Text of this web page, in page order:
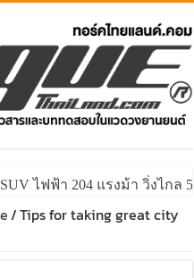
SUV ไฟฟ้า 204 แรงม้า วิ่งไกล
/Tips for taking great city